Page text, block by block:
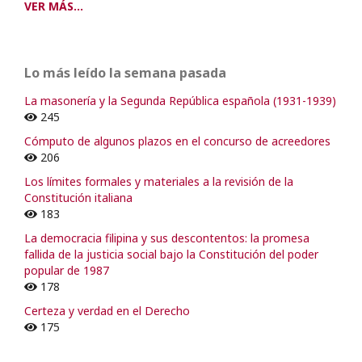
VER MÁS...
Lo más leído la semana pasada
La masonería y la Segunda República española (1931-1939)
245
Cómputo de algunos plazos en el concurso de acreedores
206
Los límites formales y materiales a la revisión de la
Constitución italiana
183
La democracia filipina y sus descontentos: la promesa
fallida de la justicia social bajo la Constitución del poder
popular de 1987
178
Certeza y verdad en el Derecho
175